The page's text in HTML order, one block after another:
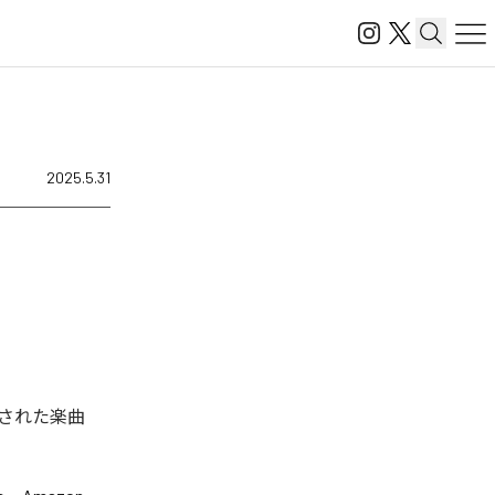
2025.5.31
れた楽曲